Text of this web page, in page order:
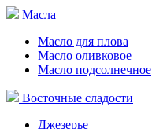
Масла
Масло для плова
Масло оливковое
Масло подсолнечное
Восточные сладости
Джезерье